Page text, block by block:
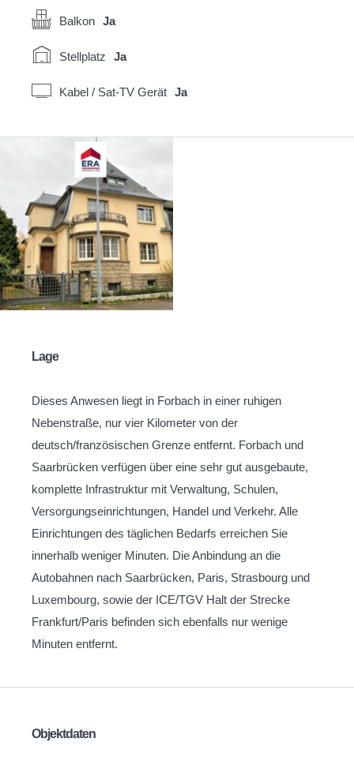
Balkon Ja
Stellplatz Ja
Kabel / Sat-TV Gerät Ja
Lage
Dieses Anwesen liegt in Forbach in einer ruhigen
Nebenstraße, nur vier Kilometer von der
deutsch/französischen Grenze entfernt. Forbach und
Saarbrücken verfügen über eine sehr gut ausgebaute,
komplette Infrastruktur mit Verwaltung, Schulen,
Versorgungseinrichtungen, Handel und Verkehr. Alle
Einrichtungen des täglichen Bedarfs erreichen Sie
innerhalb weniger Minuten. Die Anbindung an die
Autobahnen nach Saarbrücken, Paris, Strasbourg und
Luxembourg, sowie der ICE/TGV Halt der Strecke
Frankfurt/Paris befinden sich ebenfalls nur wenige
Minuten entfernt.
Objektdaten